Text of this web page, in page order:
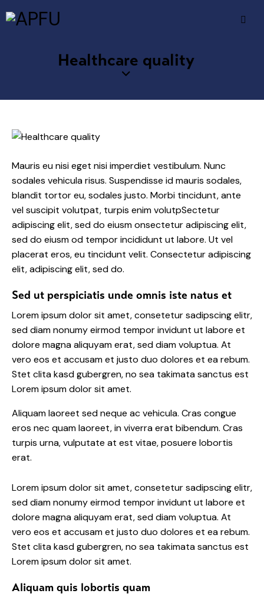
Healthcare quality
Mauris eu nisi eget nisi imperdiet vestibulum. Nunc
sodales vehicula risus. Suspendisse id mauris sodales,
blandit tortor eu, sodales justo. Morbi tincidunt, ante
vel suscipit volutpat, turpis enim volutpSectetur
adipiscing elit, sed do eiusm onsectetur adipiscing elit,
sed do eiusm od tempor incididunt ut labore. Ut vel
placerat eros, eu tincidunt velit. Consectetur adipiscing
elit, adipiscing elit, sed do.
Sed ut perspiciatis unde omnis iste natus et
Lorem ipsum dolor sit amet, consetetur sadipscing elitr,
sed diam nonumy eirmod tempor invidunt ut labore et
dolore magna aliquyam erat, sed diam voluptua. At
vero eos et accusam et justo duo dolores et ea rebum.
Stet clita kasd gubergren, no sea takimata sanctus est
Lorem ipsum dolor sit amet.
Aliquam laoreet sed neque ac vehicula. Cras congue
eros nec quam laoreet, in viverra erat bibendum. Cras
turpis urna, vulputate at est vitae, posuere lobortis
erat.
Lorem ipsum dolor sit amet, consetetur sadipscing elitr,
sed diam nonumy eirmod tempor invidunt ut labore et
dolore magna aliquyam erat, sed diam voluptua. At
vero eos et accusam et justo duo dolores et ea rebum.
Stet clita kasd gubergren, no sea takimata sanctus est
Lorem ipsum dolor sit amet.
Aliquam quis lobortis quam